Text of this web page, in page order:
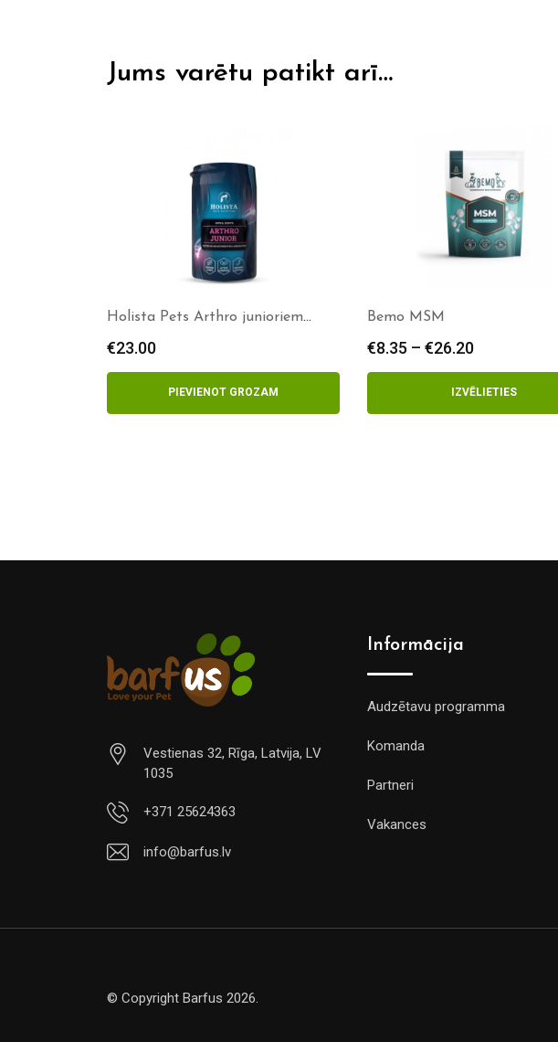
Jums varētu patikt arī…
Holista Pets Arthro junioriem
€23.00
PIEVIENOT GROZAM
Bemo MSM
€8.35 – €26.20
range:
€8.35
through
IZVĒLIETIES
Vestienas 32, Rīga, Latvija, LV
1035
+371 25624363
info@barfus.lv
Informācija
Audzētavu programma
Komanda
Partneri
Vakances
© Copyright Barfus 2026.